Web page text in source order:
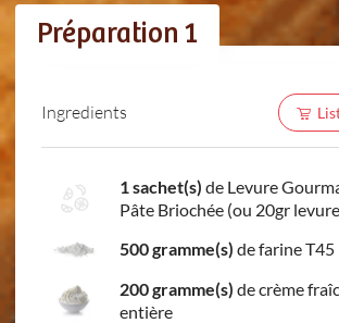
Préparation 1
Ingredients
1 sachet(s) de Levure
Pâte Briochée (ou 20gr
500 gramme(s) de farine T45
200 gramme(s) de crème
entière